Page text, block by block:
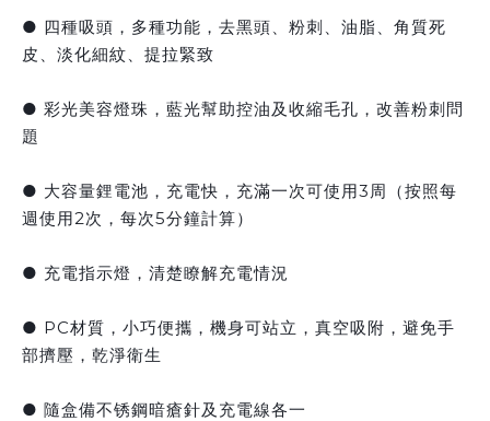
● 四種吸頭，多種功能，去黑頭、粉刺、油脂、角質死
皮、淡化細紋、提拉緊致
● 彩光美容燈珠，藍光幫助控油及收縮毛孔，改善粉刺問
題
● 大容量鋰電池，充電快，充滿一次可使用3周（按照每
週使用2次，每次5分鐘計算）
● 充電指示燈，清楚瞭解充電情況
● PC材質，小巧便攜，機身可站立，真空吸附，避免手
部擠壓，乾淨衛生
● 隨盒備不锈鋼暗瘡針及充電線各一